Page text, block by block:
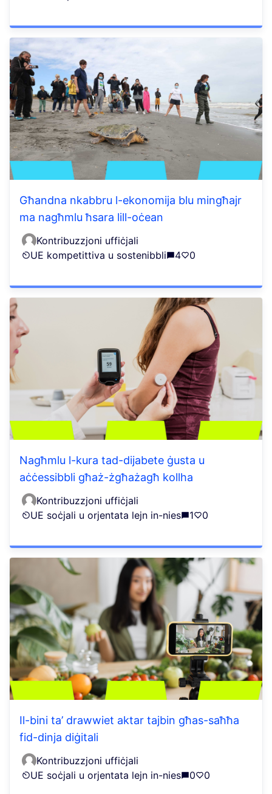
Għandna nkabbru l-ekonomija blu mingħajr
ma nagħmlu ħsara lill-oċean
Kontribuzzjoni uffiċjali
UE kompetittiva u sostenibbli
4 0
Nagħmlu l-kura tad-dijabete ġusta u
aċċessibbli għaż-żgħażagħ kollha
Kontribuzzjoni uffiċjali
UE soċjali u orjentata lejn in-nies
1 0
Il-bini ta’ drawwiet aktar tajbin għas-saħħa
fid-dinja diġitali
Kontribuzzjoni uffiċjali
UE soċjali u orjentata lejn in-nies
0 0